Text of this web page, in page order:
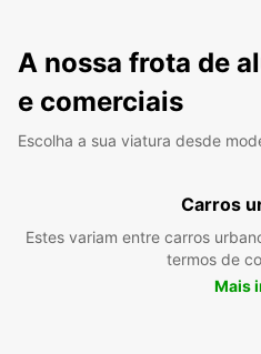
A nossa frota de
e comerciais
Escolha a sua viatura desde
Carros
Estes variam entre carros
termos de
Mais